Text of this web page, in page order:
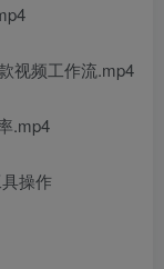
视频工作流.mp4
.mp4
操作